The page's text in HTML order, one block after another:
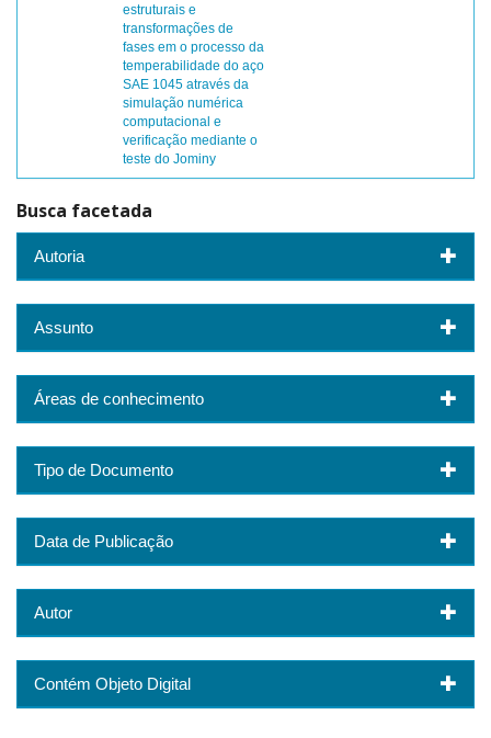
estruturais e
transformações de
fases em o processo da
temperabilidade do aço
SAE 1045 através da
simulação numérica
computacional e
verificação mediante o
teste do Jominy
Busca facetada
Autoria
Assunto
Áreas de conhecimento
Tipo de Documento
Data de Publicação
Autor
Contém Objeto Digital